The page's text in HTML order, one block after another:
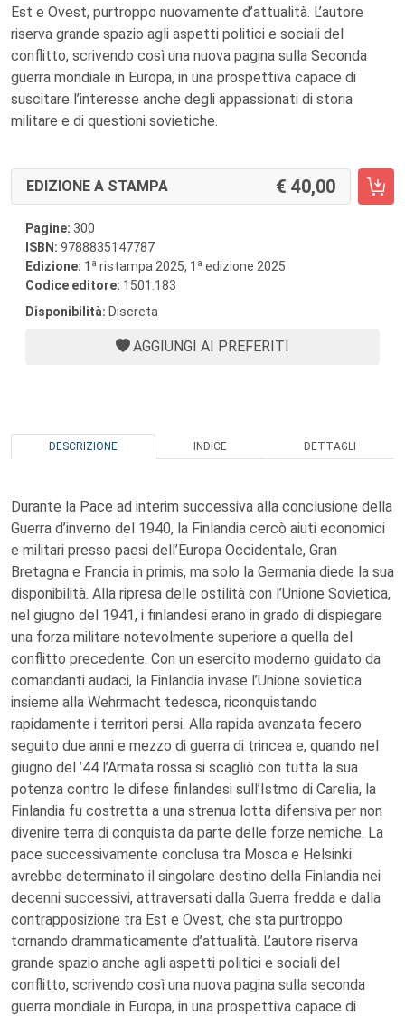
Est e Ovest, purtroppo nuovamente d’attualità. L’autore
riserva grande spazio agli aspetti politici e sociali del
conflitto, scrivendo così una nuova pagina sulla Seconda
guerra mondiale in Europa, in una prospettiva capace di
suscitare l’interesse anche degli appassionati di storia
militare e di questioni sovietiche.
EDIZIONE A STAMPA 40,00
Pagine: 300
ISBN: 9788835147787
Edizione: 1 a ristampa 2025, 1 a edizione 2025
Codice editore: 1501.183
Disponibilità: Discreta
AGGIUNGI AI PREFERITI
DESCRIZIONE INDICE DETTAGLI
Durante la Pace ad interim successiva alla conclusione della
Guerra d’inverno del 1940, la Finlandia cercò aiuti economici
e militari presso paesi dell’Europa Occidentale, Gran
Bretagna e Francia in primis, ma solo la Germania diede la sua
disponibilità. Alla ripresa delle ostilità con l’Unione Sovietica,
nel giugno del 1941, i finlandesi erano in grado di dispiegare
una forza militare notevolmente superiore a quella del
conflitto precedente. Con un esercito moderno guidato da
comandanti audaci, la Finlandia invase l’Unione sovietica
insieme alla Wehrmacht tedesca, riconquistando
rapidamente i territori persi. Alla rapida avanzata fecero
seguito due anni e mezzo di guerra di trincea e, quando nel
giugno del ’44 l’Armata rossa si scagliò con tutta la sua
potenza contro le difese finlandesi sull’Istmo di Carelia, la
Finlandia fu costretta a una strenua lotta difensiva per non
divenire terra di conquista da parte delle forze nemiche. La
pace successivamente conclusa tra Mosca e Helsinki
avrebbe determinato il singolare destino della Finlandia nei
decenni successivi, attraversati dalla Guerra fredda e dalla
contrapposizione tra Est e Ovest, che sta purtroppo
tornando drammaticamente d’attualità. L’autore riserva
grande spazio anche agli aspetti politici e sociali del
conflitto, scrivendo così una nuova pagina sulla seconda
guerra mondiale in Europa, in una prospettiva capace di